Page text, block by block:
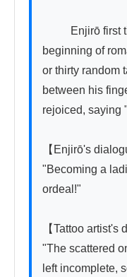
beginning of
or thirty random
between his
rejoiced, saying
【Enjirō's
"Becoming a
ordeal!"
【Tattoo artist's
"The scattered
left incomplete,